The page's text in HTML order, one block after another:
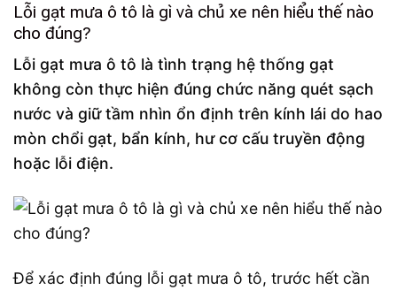
Lỗi gạt mưa ô tô là gì và chủ xe nên hiểu thế nào
cho đúng?
Lỗi gạt mưa ô tô là tình trạng hệ thống gạt
không còn thực hiện đúng chức năng quét sạch
nước và giữ tầm nhìn ổn định trên kính lái do hao
mòn chổi gạt, bẩn kính, hư cơ cấu truyền động
hoặc lỗi điện.
Để xác định đúng lỗi gạt mưa ô tô, trước hết cần